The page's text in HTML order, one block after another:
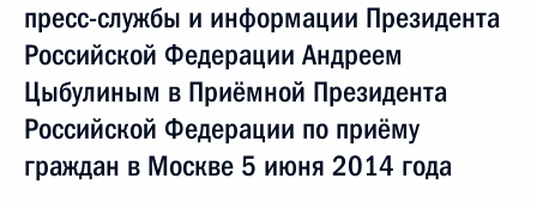
пресс-службы и информации Президента
Российской Федерации Андреем
Цыбулиным в Приёмной Президента
Российской Федерации по приёму
граждан в Москве 5 июня 2014 года